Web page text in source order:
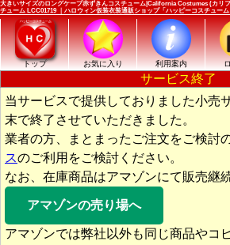
大きいサイズのロングケープ赤ずきんコスチューム|California Costumes (カリ
チューム LCC01719 ｜ハロウィン仮装衣装通販ショップ「ハッピーコスチューム
トップ お気に入り 利用案内
サービス終了
当サービスで提供しておりました小売
末で終了させていただきました。
業者の方、まとまったご注文をご検討
スのご利用をご検討ください。
なお、在庫商品はアマゾンにて販売継
アマゾンの売り場へ
アマゾンでは弊社以外も同じ商品やコ